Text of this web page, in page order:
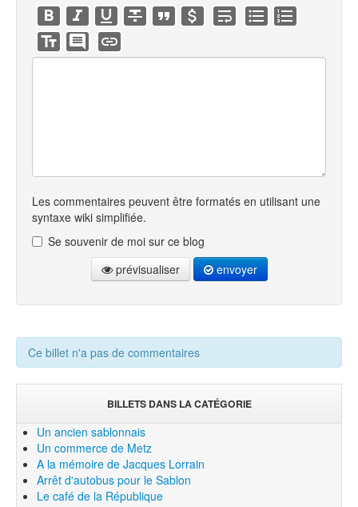
Les commentaires peuvent être formatés en utilisant une
syntaxe wiki simplifiée.
Se souvenir de moi sur ce blog
prévisualiser
envoyer
Ce billet n'a pas de commentaires
BILLETS DANS LA CATÉGORIE
Un ancien sablonnais
Un commerce de Metz
A la mémoire de Jacques Lorrain
Arrêt d'autobus pour le Sablon
Le café de la République